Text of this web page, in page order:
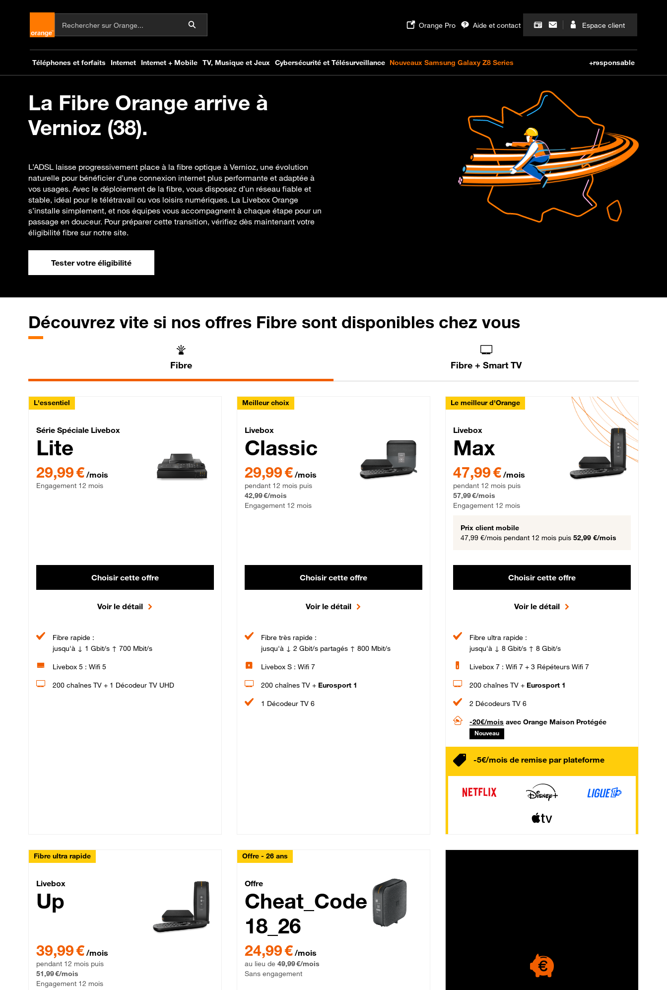
La Fibre Orange arrive à
Vernioz (38).
L’ADSL laisse progressivement place à la fibre optique à Vernioz, une évolution
naturelle pour bénéficier d’une connexion internet plus performante et adaptée à
vos usages. Avec le déploiement de la fibre, vous disposez d’un réseau fiable et
stable, idéal pour le télétravail ou vos loisirs numériques. La Livebox Orange
s’installe simplement, et nos équipes vous accompagnent à chaque étape pour un
passage en douceur. Pour préparer cette transition, vérifiez dès maintenant votre
éligibilité fibre sur notre site.
Tester votre éligibilité
Découvrez vite si nos offres Fibre sont disponibles chez vous
Fibre Fibre + Smart TV
L'essentiel
Série Spéciale Livebox Lite Fibre
Série Spéciale Livebox
Lite
29,99 € par mois , Engagement 12 mois
29,99 € /mois
Engagement 12 mois
Choisir cette offre
Voir le détail
Fibre rapide :
jusqu'à ↓ 1 Gbit/s ↑ 700 Mbit/s
Livebox 5 : Wifi 5
200 chaînes TV + 1 Décodeur TV UHD
Meilleur choix
Livebox Classic Fibre
Livebox
Classic
29,99 € par mois pendant 12 mois puis 42,99 € par mois, Engagement 12 mois
29,99 € /mois
pendant 12 mois puis
42,99 €/mois
Engagement 12 mois
Choisir cette offre
Voir le détail
Fibre très rapide :
jusqu'à ↓ 2 Gbit/s partagés ↑ 800 Mbit/s
Livebox S : Wifi 7
200 chaînes TV + Eurosport 1
1 Décodeur TV 6
Le meilleur d'Orange
Livebox Max Fibre
Livebox
Max
47,99 € par mois pendant 12 mois puis 57,99 € par mois,
47,99 € /mois
pendant 12 mois puis
57,99 €/mois
Engagement 12 mois
Prix client mobile
47,99 €/mois pendant 12 mois puis 52,99 €/mois
Choisir cette offre
Voir le détail
Fibre ultra rapide :
jusqu'à ↓ 8 Gbit/s ↑ 8 Gbit/s
Livebox 7 : Wifi 7 + 3 Répéteurs Wifi 7
200 chaînes TV + Eurosport 1
2 Décodeurs TV 6
-20€/mois avec Orange Maison Protégée
Nouveau
-5€/mois de remise par plateforme
Fibre ultra rapide
Livebox Up Fibre
Livebox
Up
39,99 € /mois
pendant 12 mois puis
51,99 €/mois
Engagement 12 mois
Offre - 26 ans
Cheat_Code Fibre_18_26
Offre
Cheat_Code
18_26
24,99 € /mois
au lieu de 49,99 €/mois
Sans engagement